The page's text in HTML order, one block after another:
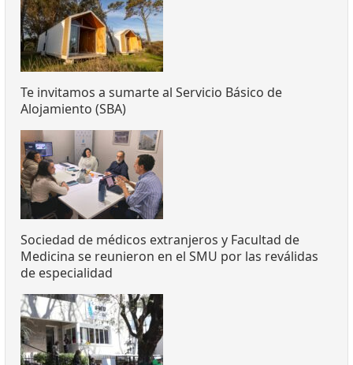
Te invitamos a sumarte al Servicio Básico de
Alojamiento (SBA)
Sociedad de médicos extranjeros y Facultad de
Medicina se reunieron en el SMU por las reválidas
de especialidad